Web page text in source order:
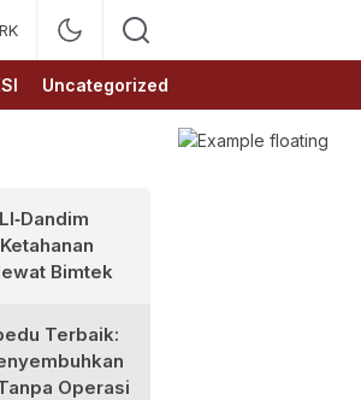
Uncategorized
Bimtek
Terbaik:
Operasi